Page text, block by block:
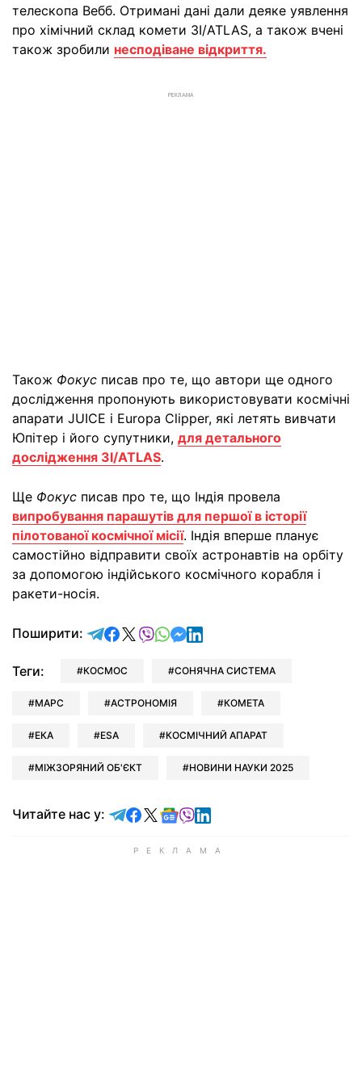
телескопа Вебб. Отримані дані дали деяке уявлення
про хімічний склад комети 3I/ATLAS, а також вчені
також зробили несподіване відкриття.
РЕКЛАМА
Також Фокус писав про те, що автори ще одного
дослідження пропонують використовувати космічні
апарати JUICE і Europa Clipper, які летять вивчати
Юпітер і його супутники, для детального
дослідження 3I/ATLAS.
Ще Фокус писав про те, що Індія провела
випробування парашутів для першої в історії
пілотованої космічної місії. Індія вперше планує
самостійно відправити своїх астронавтів на орбіту
за допомогою індійського космічного корабля і
ракети-носія.
Поширити: відправити у Telegram
поділитись у Facebook
поділитись у X
відправити у Viber
відправити у Whatsapp
відправити у Messenger
відправити у LinkedIn
Теги: КОСМОС СОНЯЧНА СИСТЕМА
МАРС АСТРОНОМІЯ КОМЕТА
ЕКА ESA КОСМІЧНИЙ АПАРАТ
МІЖЗОРЯНИЙ ОБ'ЄКТ НОВИНИ НАУКИ 2025
Читайте нас у: Читайте у Telegram
Читайте у Facebook
Читайте у X
Читайте у Google news
Читайте у Viber
Читайте у LinkedIn